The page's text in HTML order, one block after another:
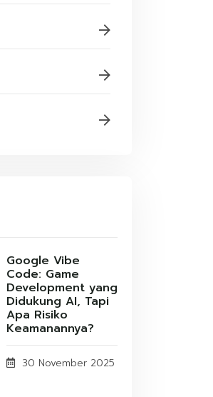
Google Vibe
Code: Game
Development yang
Didukung AI, Tapi
Apa Risiko
Keamanannya?
30 November 2025